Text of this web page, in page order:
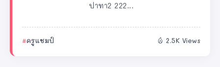
ปาทา2 222...
ครูแชมป์ 2.5K Views